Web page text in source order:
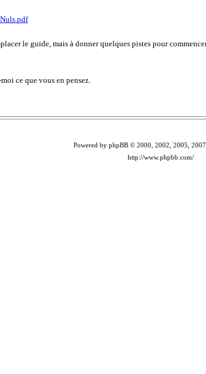
le guide, mais à donner quelques pistes pour
ce que vous en pensez.
Powered by phpBB © 2000, 2002, 2005,
http://www.phpbb.com/